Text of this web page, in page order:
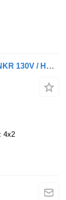
DAF LF 18.310 E6 / Skip loader Fornal NKR 130V / HDS HMF 735 K2 / Ma
4x2